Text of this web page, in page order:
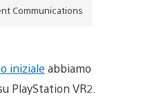
Communications
iniziale abbiamo
PlayStation VR2.